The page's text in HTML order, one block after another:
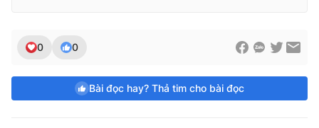
0 0
Bài đọc hay? Thả tim cho bài đọc